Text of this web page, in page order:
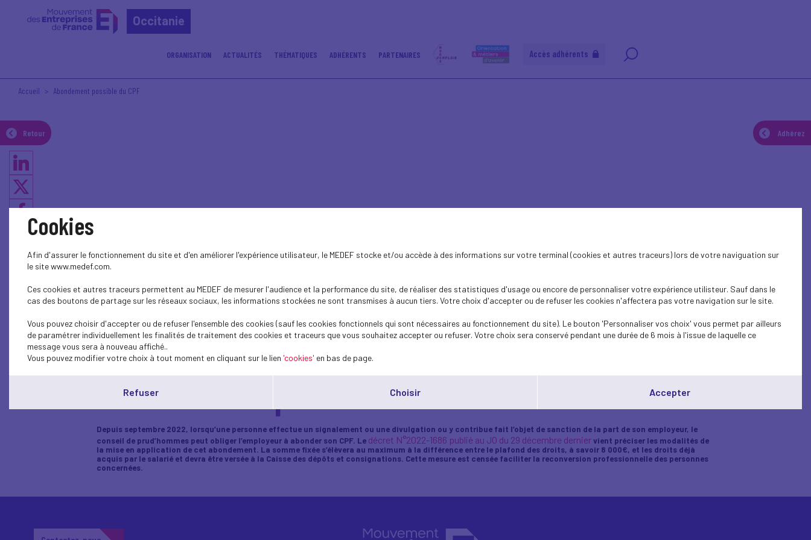
Occitanie
ORGANISATION ACTUALITÉS THÉMATIQUES ADHÉRENTS PARTENAIRES Accès adhérents
Retour Adhérez
Accueil Abondement possible du CPF
Abondement possible du CPF
Depuis septembre 2022, lorsqu’une personne effectue un signalement ou une divulgation ou y contribue fait l’objet de sanction de la part de son employeur, le
conseil de prud’hommes peut obliger l’employeur à abonder son CPF. Le décret N°2022-1686 publié au JO du 29 décembre derniervient préciser les modalités de
la mise en application de cet abondement. La somme fixée s’élèvera au maximum à la différence entre le plafond des droits, à savoir 8 000€, et les droits déjà
acquis par le salarié et devra être versée à la Caisse des dépôts et consignations. Cette mesure est censée faciliter la reconversion professionnelle des personnes
concernées.
Cookies
Afin d'assurer le fonctionnement du site et d'en améliorer l'expérience utilisateur, le MEDEF stocke et/ou accède à des informations sur votre terminal (cookies et autres traceurs) lors de votre naviguation sur
le site www.medef.com.
Ces cookies et autres traceurs permettent au MEDEF de mesurer l'audience et la performance du site, de réaliser des statistiques d'usage ou encore de personnaliser votre expérience utilisteur. Sauf dans le
cas des boutons de partage sur les réseaux sociaux, les informations stockées ne sont transmises à aucun tiers. Votre choix d'accepter ou de refuser les cookies n'affectera pas votre navigation sur le site.
Vous pouvez choisir d'accepter ou de refuser l'ensemble des cookies (sauf les cookies fonctionnels qui sont nécessaires au fonctionnement du site). Le bouton 'Personnaliser vos choix' vous permet par ailleurs
de paramétrer individuellement les finalités de traitement des cookies et traceurs que vous souhaitez accepter ou refuser. Votre choix sera conservé pendant une durée de 6 mois à l'issue de laquelle ce
message vous sera à nouveau affiché..
Vous pouvez modifier votre choix à tout moment en cliquant sur le lien 'cookies' en bas de page.
Refuser Choisir Accepter